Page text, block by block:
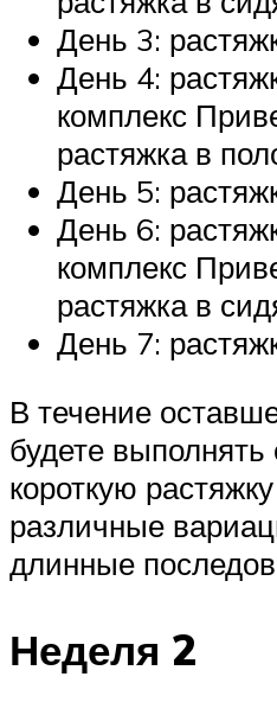
День 3:
День 4:
комплекс
растяжка в
День 5:
День 6:
комплекс
растяжка в
День 7:
В течение
будете
короткую
различные
длинные
Неделя 2